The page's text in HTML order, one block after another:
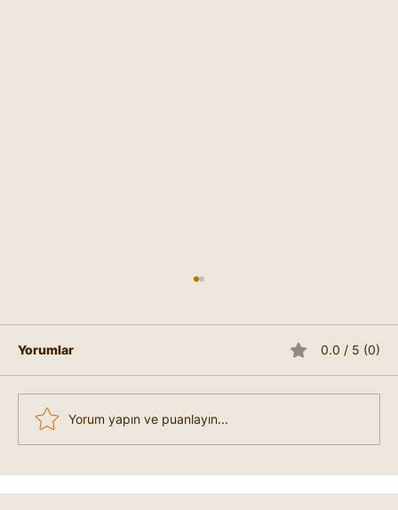
Yorumlar 0.0 / 5 (0)
Yorum yapın ve puanlayın...